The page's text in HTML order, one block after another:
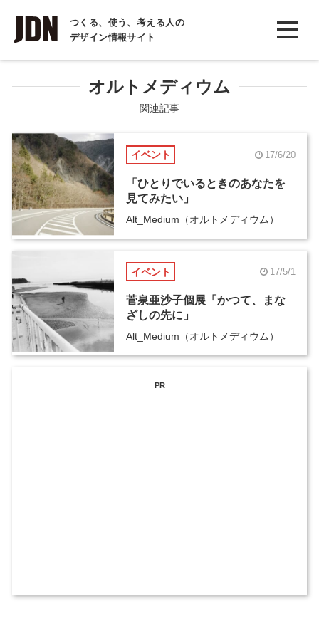
つくる、使う、考える人の
デザイン情報サイト
INTERVIEW
インタビュー
REPORT
COLUMN
コラム
オルトメディウム
関連記事
イベント 17/6/20
「ひとりでいるときのあなたを
見てみたい」
Alt_Medium（オルトメディウム）
イベント 17/5/1
菅泉亜沙子個展「かつて、まな
ざしの先に」
Alt_Medium（オルトメディウム）
PR